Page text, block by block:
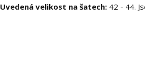
Uvedená velikost na šatech: 42 - 44.